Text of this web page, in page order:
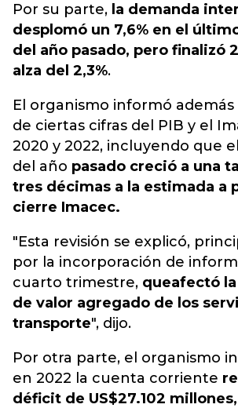
Por su parte, la demanda
desplomó un 7,6% en el
del año pasado, pero finalizó
alza del 2,3%.
El organismo informó además
de ciertas cifras del PIB y el
2020 y 2022, incluyendo que
del año pasado creció a una
tres décimas a la estimada a
cierre Imacec.
"Esta revisión se explicó,
por la incorporación de
cuarto trimestre, queafectó
de valor agregado de los
transporte", dijo.
Por otra parte, el organismo
en 2022 la cuenta corriente
déficit de US$27.102